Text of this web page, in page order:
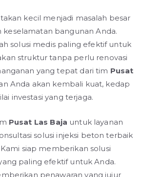
kecil menjadi masalah besar
bangunan Anda.
solusi medis paling efektif untuk
struktur tanpa perlu renovasi
yang tepat dari tim Pusat
Anda akan kembali kuat, kedap
investasi yang terjaga.
Pusat Las Baja untuk layanan
solusi injeksi beton terbaik
siap memberikan solusi
paling efektif untuk Anda.
penawaran yang jujur